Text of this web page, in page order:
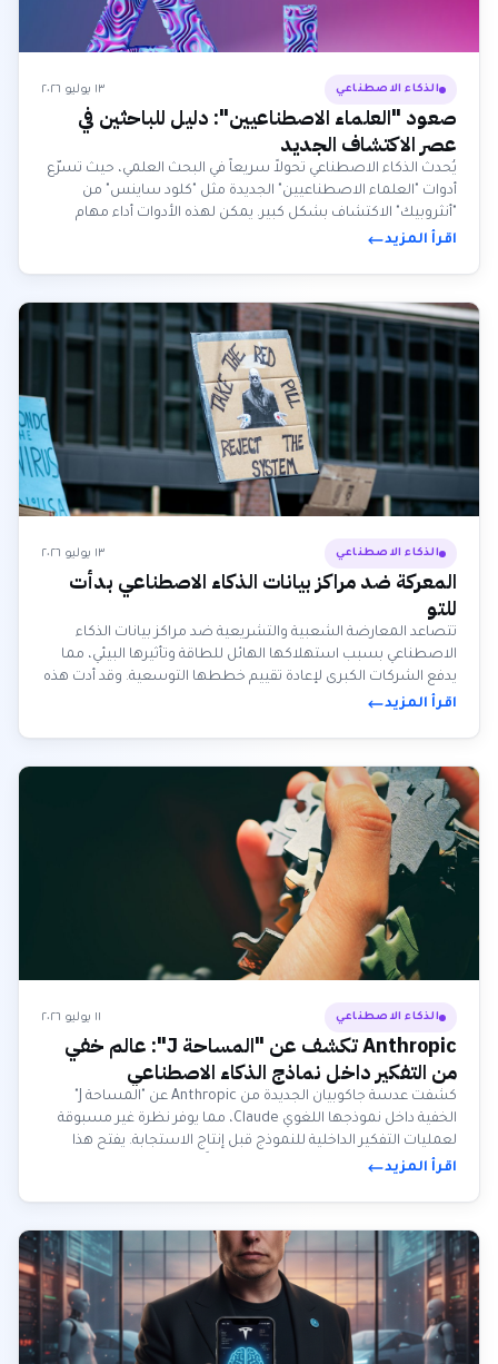
الذكاء الاصطناعي ١٣ يوليو ٢٠٢٦
صعود "العلماء الاصطناعيين": دليل للباحثين في
عصر الاكتشاف الجديد
يُحدث الذكاء الاصطناعي تحولاً سريعاً في البحث العلمي، حيث تسرّع
أدوات "العلماء الاصطناعيين" الجديدة مثل "كلود ساينس" من
"أنثروبيك" الاكتشاف بشكل كبير. يمكن لهذه الأدوات أداء مهام
معقدة، مثل تحليل الجينوم، في دقائق، مما يحرر الباحثين البشر
اقرأ المزيد
الذكاء الاصطناعي ١٣ يوليو ٢٠٢٦
المعركة ضد مراكز بيانات الذكاء الاصطناعي بدأت
للتو
تتصاعد المعارضة الشعبية والتشريعية ضد مراكز بيانات الذكاء
الاصطناعي بسبب استهلاكها الهائل للطاقة وتأثيرها البيئي، مما
يدفع الشركات الكبرى لإعادة تقييم خططها التوسعية. وقد أدت هذه
الاحتجاجات إلى إيقاف أو تأخير العديد من المشاريع الضخمة، بينما
اقرأ المزيد
الذكاء الاصطناعي ١١ يوليو ٢٠٢٦
Anthropic تكشف عن "المساحة J": عالم خفي
من التفكير داخل نماذج الذكاء الاصطناعي
الخفية داخل نموذجها اللغوي Claude، مما يوفر نظرة غير مسبوقة
لعمليات التفكير الداخلية للنموذج قبل إنتاج الاستجابة. يفتح هذا
الاختراق في قابلية التفسير الميكانيكي آفاقًا جديدة لفهم الذكاء
اقرأ المزيد